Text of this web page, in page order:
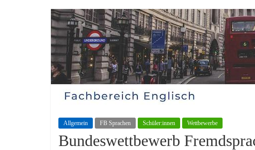
Allgemein FB Sprachen Schüler:innen Wettbewerbe
Bundeswettbewerb